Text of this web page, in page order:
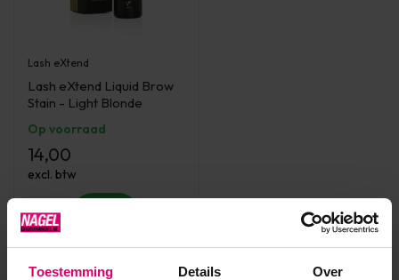
Toestemming Details Over
Lash eXtend
Lash eXtend Liquid Brow
Stain - Light Blonde
Op voorraad
14,00
excl. btw